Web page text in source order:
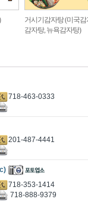
거시기감자탕 (미국감
감자탕, 뉴욕감자탕)
718-463-0333
201-487-4441
718-353-1414
718-888-9379